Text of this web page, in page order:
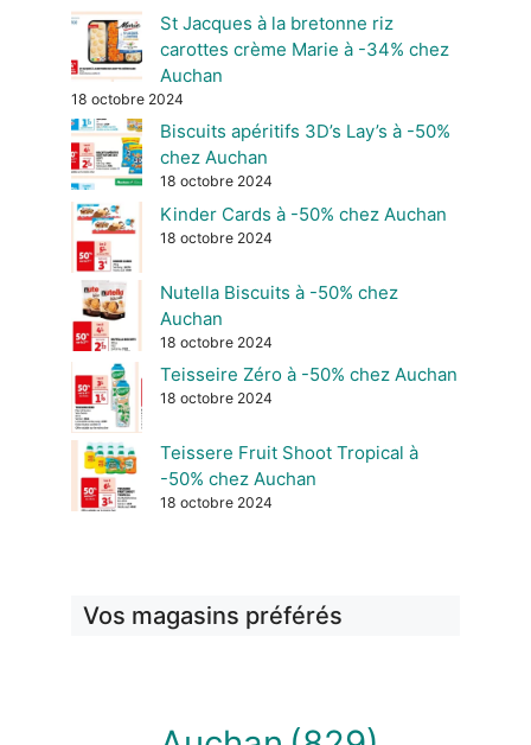
St Jacques à la bretonne riz
carottes crème Marie à -34% chez
Auchan
18 octobre 2024
Biscuits apéritifs 3D’s Lay’s à -50%
chez Auchan
18 octobre 2024
Kinder Cards à -50% chez Auchan
18 octobre 2024
Nutella Biscuits à -50% chez
Auchan
18 octobre 2024
Teisseire Zéro à -50% chez Auchan
18 octobre 2024
Teissere Fruit Shoot Tropical à
-50% chez Auchan
18 octobre 2024
Vos magasins préférés